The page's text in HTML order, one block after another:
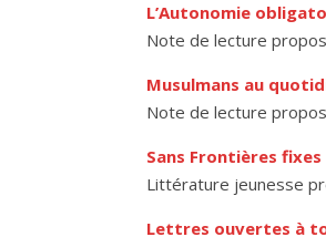
L’Autonomie
Note de lecture
Musulmans au
Note de lecture
Sans Frontières fixes
Littérature jeunesse
Lettres ouvertes à